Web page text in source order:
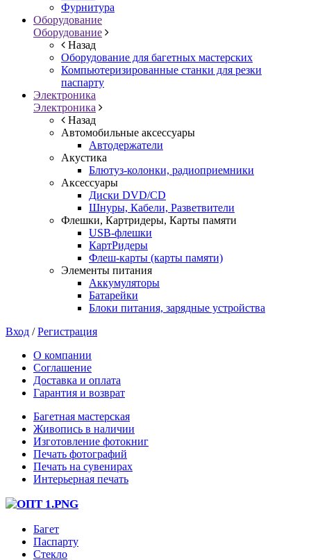
Фурнитура
Оборудование
Оборудование
Назад
Оборудование для багетных мастерских
Компьютеризированные станки для резки
паспарту
Электроника
Электроника
Назад
Автомобильные аксессуары
Автодержатели
Акустика
Блютуз-колонки, радиоприемники
Аксессуары
Диски DVD/CD
Шнуры, Кабели, Разветвители
Флешки, Картридеры, Карты памяти
USB-флешки
КартРидеры
Флеш-карты (карты памяти)
Элементы питания
Аккумуляторы
Батарейки
Блоки питания, зарядные устройства
Вход /Регистрация
О компании
Соглашение
Доставка и оплата
Гарантия и возврат
Багетная мастерская
Живопись в наличии
Изготовление фотокниг
Печать фотографий
Печать на сувенирах
Интерьерная печать
Багет
Паспарту
Стекло